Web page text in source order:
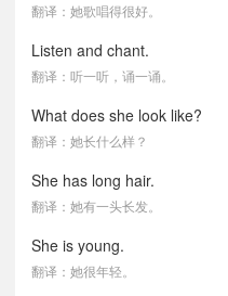
翻译：她歌唱得很好。
Listen and chant.
翻译：听一听，诵一诵。
What does she look like?
翻译：她长什么样？
She has long hair.
翻译：她有一头长发。
She is young.
翻译：她很年轻。